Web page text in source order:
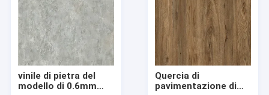
vinile di pietra del
modello di 0.6mm
Quercia di
pavimentazione di